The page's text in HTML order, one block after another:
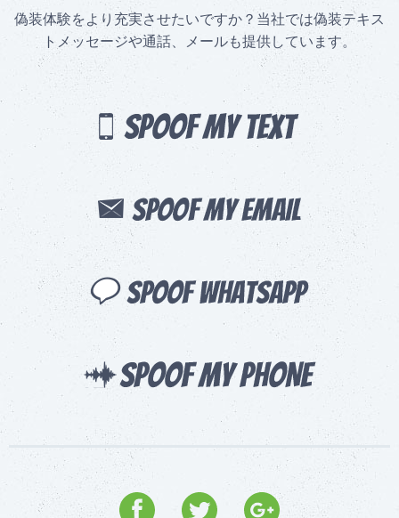
偽装体験をより充実させたいですか？当社では偽装テキス
トメッセージや通話、メールも提供しています。